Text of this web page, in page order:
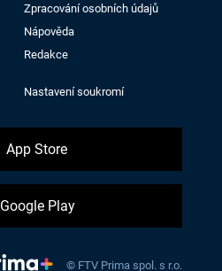
Zpracování osobních údajů
Nápověda
Redakce
Nastavení soukromí
App Store
Google Play
© FTV Prima spol. s r.o.